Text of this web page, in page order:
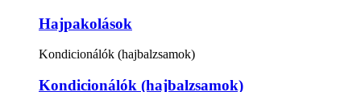
Hajpakolások
Kondicionálók (hajbalzsamok)
Kondicionálók (hajbalzsamok)